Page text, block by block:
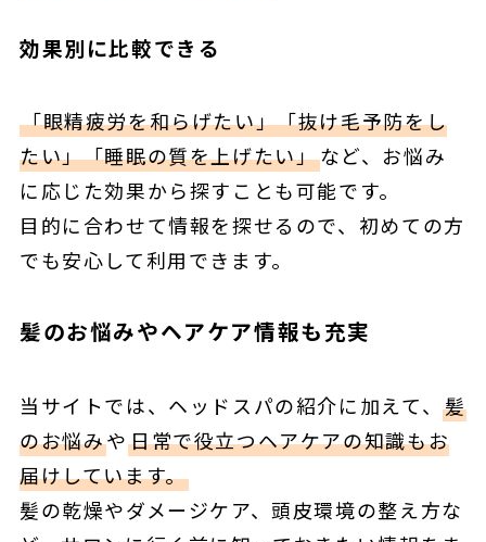
効果別に比較できる
「眼精疲労を和らげたい」「抜け毛予防をし
たい」「睡眠の質を上げたい」など、お悩み
に応じた効果から探すことも可能です。
目的に合わせて情報を探せるので、初めての方
でも安心して利用できます。
髪のお悩みやヘアケア情報も充実
当サイトでは、ヘッドスパの紹介に加えて、髪
のお悩みや日常で役立つヘアケアの知識もお
届けしています。
髪の乾燥やダメージケア、頭皮環境の整え方な